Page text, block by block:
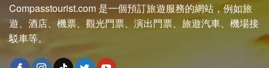
Compasstourist.com 是一個預訂旅遊服務的網站，例如旅
遊、酒店、機票、觀光門票、演出門票、旅遊汽車、機場接
駁車等。